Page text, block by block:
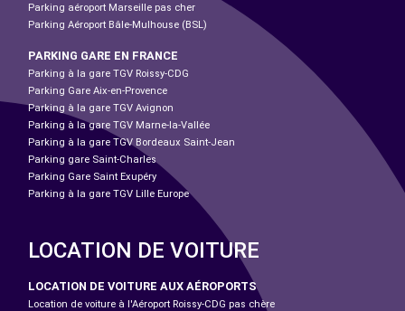
Parking aéroport Marseille pas cher
Parking Aéroport Bâle-Mulhouse (BSL)
PARKING GARE EN FRANCE
Parking à la gare TGV Roissy-CDG
Parking Gare Aix-en-Provence
Parking à la gare TGV Avignon
Parking à la gare TGV Marne-la-Vallée
Parking à la gare TGV Bordeaux Saint-Jean
Parking gare Saint-Charles
Parking Gare Saint Exupéry
Parking à la gare TGV Lille Europe
LOCATION DE VOITURE
LOCATION DE VOITURE AUX AÉROPORTS
Location de voiture à l'Aéroport Roissy-CDG pas chère